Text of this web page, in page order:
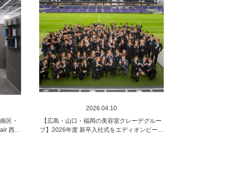
区・
西風
2026.04.10
【広島・山口・福岡の美容室クレーデグルー
プ】2026年度 新卒入社式をエディオンピース